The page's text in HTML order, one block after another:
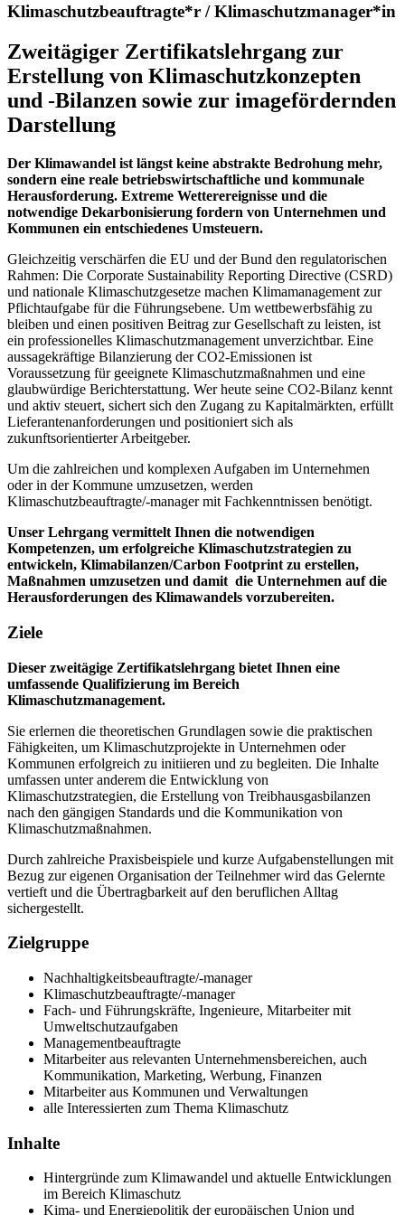
Klimaschutzbeauftragte*r / Klimaschutzmanager*in
Zweitägiger Zertifikatslehrgang zur
Erstellung von Klimaschutzkonzepten
und -Bilanzen sowie zur imagefördernden
Darstellung
Der Klimawandel ist längst keine abstrakte Bedrohung mehr,
sondern eine reale betriebswirtschaftliche und kommunale
Herausforderung. Extreme Wetterereignisse und die
notwendige Dekarbonisierung fordern von Unternehmen und
Kommunen ein entschiedenes Umsteuern.
Gleichzeitig verschärfen die EU und der Bund den regulatorischen
Rahmen: Die Corporate Sustainability Reporting Directive (CSRD)
und nationale Klimaschutzgesetze machen Klimamanagement zur
Pflichtaufgabe für die Führungsebene. Um wettbewerbsfähig zu
bleiben und einen positiven Beitrag zur Gesellschaft zu leisten, ist
ein professionelles Klimaschutzmanagement unverzichtbar. Eine
aussagekräftige Bilanzierung der CO2-Emissionen ist
Voraussetzung für geeignete Klimaschutzmaßnahmen und eine
glaubwürdige Berichterstattung. Wer heute seine CO2-Bilanz kennt
und aktiv steuert, sichert sich den Zugang zu Kapitalmärkten, erfüllt
Lieferantenanforderungen und positioniert sich als
zukunftsorientierter Arbeitgeber.
Um die zahlreichen und komplexen Aufgaben im Unternehmen
oder in der Kommune umzusetzen, werden
Klimaschutzbeauftragte/-manager mit Fachkenntnissen benötigt.
Unser Lehrgang vermittelt Ihnen die notwendigen
Kompetenzen, um erfolgreiche Klimaschutzstrategien zu
entwickeln, Klimabilanzen/Carbon Footprint zu erstellen,
Maßnahmen umzusetzen und damit die Unternehmen auf die
Herausforderungen des Klimawandels vorzubereiten.
Ziele
Dieser zweitägige Zertifikatslehrgang bietet Ihnen eine
umfassende Qualifizierung im Bereich
Klimaschutzmanagement.
Sie erlernen die theoretischen Grundlagen sowie die praktischen
Fähigkeiten, um Klimaschutzprojekte in Unternehmen oder
Kommunen erfolgreich zu initiieren und zu begleiten. Die Inhalte
umfassen unter anderem die Entwicklung von
Klimaschutzstrategien, die Erstellung von Treibhausgasbilanzen
nach den gängigen Standards und die Kommunikation von
Klimaschutzmaßnahmen.
Durch zahlreiche Praxisbeispiele und kurze Aufgabenstellungen mit
Bezug zur eigenen Organisation der Teilnehmer wird das Gelernte
vertieft und die Übertragbarkeit auf den beruflichen Alltag
sichergestellt.
Zielgruppe
Nachhaltigkeitsbeauftragte/-manager
Klimaschutzbeauftragte/-manager
Fach- und Führungskräfte, Ingenieure, Mitarbeiter mit
Umweltschutzaufgaben
Managementbeauftragte
Mitarbeiter aus relevanten Unternehmensbereichen, auch
Kommunikation, Marketing, Werbung, Finanzen
Mitarbeiter aus Kommunen und Verwaltungen
alle Interessierten zum Thema Klimaschutz
Inhalte
Hintergründe zum Klimawandel und aktuelle Entwicklungen
im Bereich Klimaschutz
Kima- und Energiepolitik der europäischen Union und